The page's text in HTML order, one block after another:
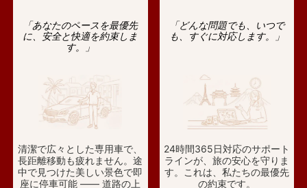
「あなたのペースを最優先
に、安全と快適を約束しま
す。」
清潔で広々とした専用車で、
長距離移動も疲れません。途
中で見つけた美しい景色で即
座に停車可能 —— 道路の上
「どんな問題でも、いつで
も、すぐに対応します。」
24時間365日対応のサポート
ラインが、旅の安心を守りま
す。これは、私たちの最優先
の約束です。